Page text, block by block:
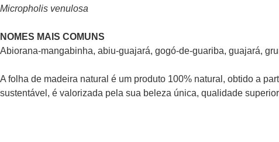
Micropholis venulosa
NOMES MAIS COMUNS
Abiorana-mangabinha, abiu-guajará, gogó-de-guariba, guajará,
A folha de madeira natural é um produto 100% natural, obtido a
sustentável, é valorizada pela sua beleza única, qualidade